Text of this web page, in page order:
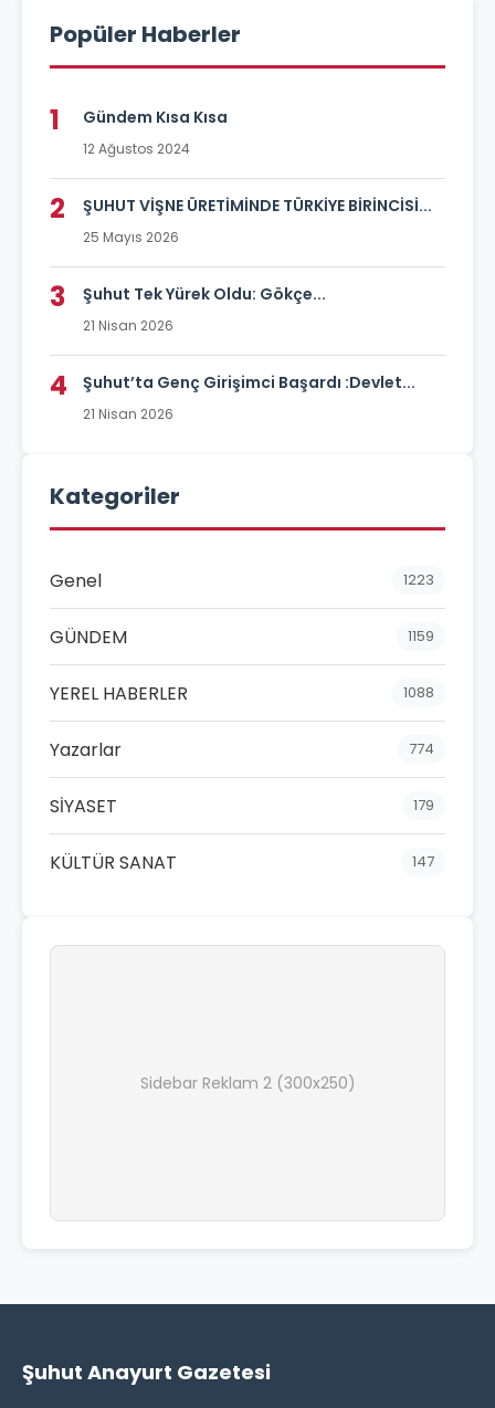
Popüler Haberler
1 Gündem Kısa Kısa
12 Ağustos 2024
2 ŞUHUT VİŞNE ÜRETİMİNDE TÜRKİYE BİRİNCİSİ...
25 Mayıs 2026
3 Şuhut Tek Yürek Oldu: Gökçe...
21 Nisan 2026
4 Şuhut’ta Genç Girişimci Başardı :Devlet...
21 Nisan 2026
Kategoriler
Genel 1223
GÜNDEM 1159
YEREL HABERLER 1088
Yazarlar 774
SİYASET 179
KÜLTÜR SANAT 147
Sidebar Reklam 2 (300x250)
Şuhut Anayurt Gazetesi